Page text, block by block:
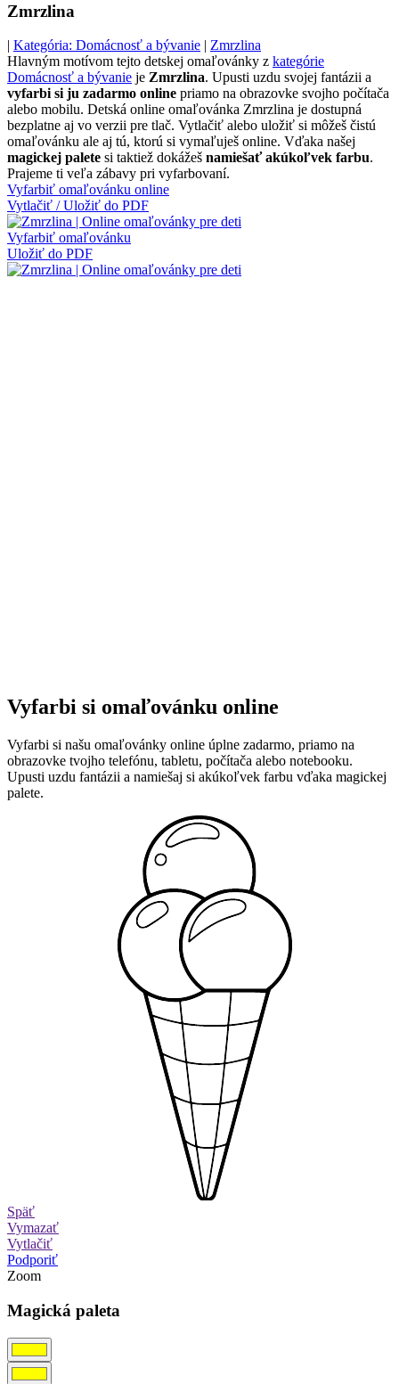
Zmrzlina
| Kategória: Domácnosť a bývanie | Zmrzlina
Hlavným motívom tejto detskej omaľovánky z kategórie
Domácnosť a bývanie je Zmrzlina. Upusti uzdu svojej fantázii a
vyfarbi si ju zadarmo online priamo na obrazovke svojho počítača
alebo mobilu. Detská online omaľovánka Zmrzlina je dostupná
bezplatne aj vo verzii pre tlač. Vytlačiť alebo uložiť si môžeš čistú
omaľovánku ale aj tú, ktorú si vymaľuješ online. Vďaka našej
magickej palete si taktiež dokážeš namiešať akúkoľvek farbu.
Prajeme ti veľa zábavy pri vyfarbovaní.
Vyfarbiť omaľovánku online
Vytlačiť / Uložiť do PDF
Vyfarbiť omaľovánku
Uložiť do PDF
Vyfarbi si omaľovánku online
Vyfarbi si našu omaľovánky online úplne zadarmo, priamo na
obrazovke tvojho telefónu, tabletu, počítača alebo notebooku.
Upusti uzdu fantázii a namiešaj si akúkoľvek farbu vďaka magickej
palete.
Späť
Vymazať
Vytlačiť
Podporiť
Zoom
Magická paleta